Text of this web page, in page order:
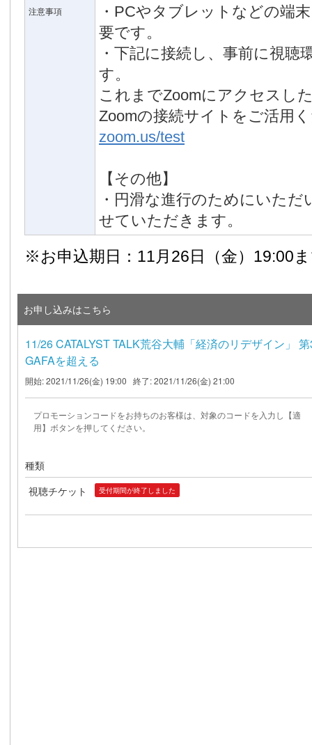
注意事項
・PCやタブレットなどの端
要です。
・下記に接続し、事前に視
す。
これまでZoomにアクセスし
Zoomの接続サイトをご活用
zoom.us/test
【その他】
・円滑な進行のためにいた
せていただきます。
※お申込期日：11月26日（金）19:00